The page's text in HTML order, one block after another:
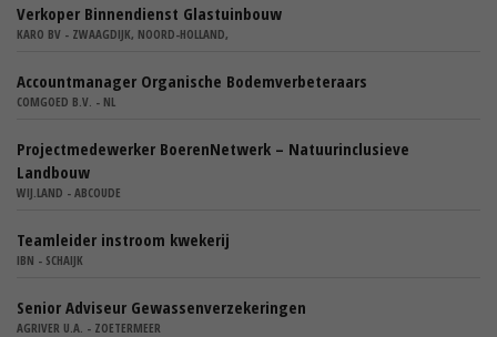
Verkoper Binnendienst Glastuinbouw
KARO BV - ZWAAGDIJK, NOORD-HOLLAND,
Accountmanager Organische Bodemverbeteraars
COMGOED B.V. - NL
Projectmedewerker BoerenNetwerk – Natuurinclusieve
Landbouw
WIJ.LAND - ABCOUDE
Teamleider instroom kwekerij
IBN - SCHAIJK
Senior Adviseur Gewassenverzekeringen
AGRIVER U.A. - ZOETERMEER